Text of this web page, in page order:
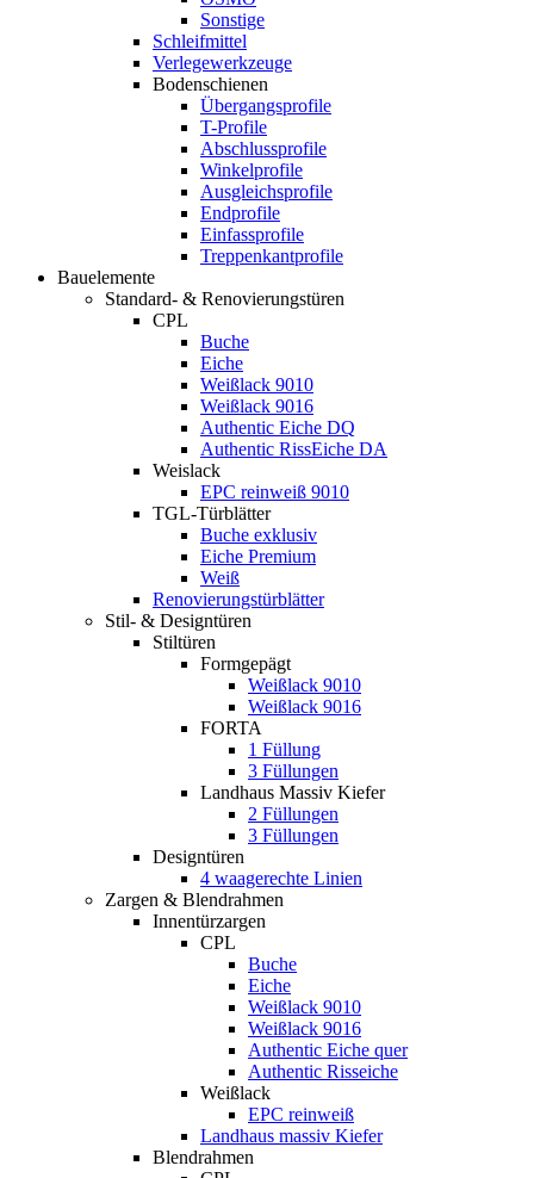
Sonstige
Schleifmittel
Verlegewerkzeuge
Bodenschienen
Übergangsprofile
T-Profile
Abschlussprofile
Winkelprofile
Ausgleichsprofile
Endprofile
Einfassprofile
Treppenkantprofile
Bauelemente
Standard- & Renovierungstüren
CPL
Buche
Eiche
Weißlack 9010
Weißlack 9016
Authentic Eiche DQ
Authentic RissEiche DA
Weislack
EPC reinweiß 9010
TGL-Türblätter
Buche exklusiv
Eiche Premium
Weiß
Renovierungstürblätter
Stil- & Designtüren
Stiltüren
Formgepägt
Weißlack 9010
Weißlack 9016
FORTA
1 Füllung
3 Füllungen
Landhaus Massiv Kiefer
2 Füllungen
3 Füllungen
Designtüren
4 waagerechte Linien
Zargen & Blendrahmen
Innentürzargen
CPL
Buche
Eiche
Weißlack 9010
Weißlack 9016
Authentic Eiche quer
Authentic Risseiche
Weißlack
EPC reinweiß
Landhaus massiv Kiefer
Blendrahmen